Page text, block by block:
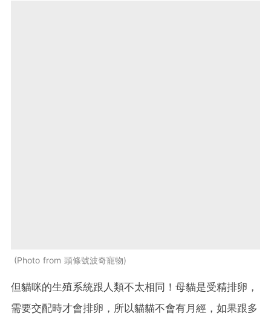
Photo from 頭條號波奇寵物
但貓咪的生殖系統跟人類不太相同！母貓是受精排卵，
需要交配時才會排卵，所以貓貓不會有月經，如果跟多